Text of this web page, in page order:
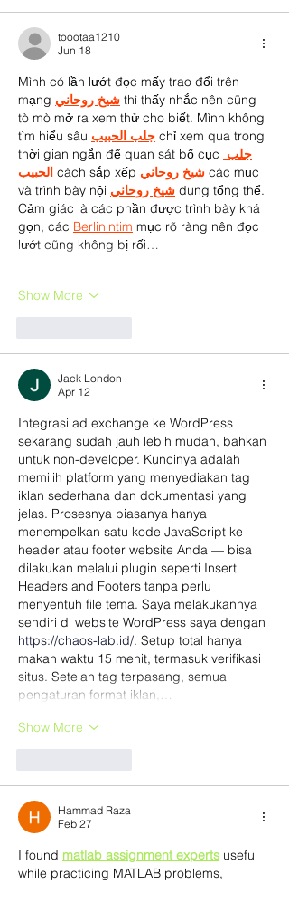
toootaa1210
Jun 18
Mình có lần lướt đọc mấy trao đổi trên
mạng شيخ روحاني thì thấy nhắc nên cũng
tò mò mở ra xem thử cho biết. Mình không
tìm hiểu sâu جلب الحبيب chỉ xem qua trong
thời gian ngắn để quan sát bố cục جلب
الحبيب cách sắp xếp شيخ روحاني các mục
và trình bày nội شيخ روحاني dung tổng thể.
Cảm giác là các phần được trình bày khá
gọn, các Berlinintim mục rõ ràng nên đọc
lướt cũng không bị rối…
Show More
Jack London
Apr 12
Integrasi ad exchange ke WordPress
sekarang sudah jauh lebih mudah, bahkan
untuk non-developer. Kuncinya adalah
memilih platform yang menyediakan tag
iklan sederhana dan dokumentasi yang
jelas. Prosesnya biasanya hanya
menempelkan satu kode JavaScript ke
header atau footer website Anda — bisa
dilakukan melalui plugin seperti Insert
Headers and Footers tanpa perlu
menyentuh file tema. Saya melakukannya
sendiri di website WordPress saya dengan
https://chaos-lab.id/. Setup total hanya
makan waktu 15 menit, termasuk verifikasi
situs. Setelah tag terpasang, semua
pengaturan format iklan,…
Show More
Hammad Raza
Feb 27
I found matlab assignment experts useful
while practicing MATLAB problems,